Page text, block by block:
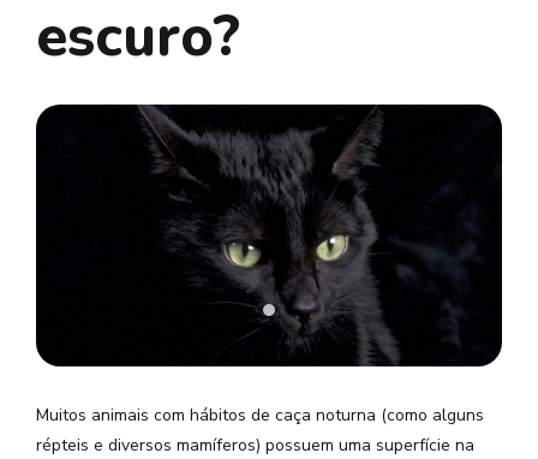
escuro?
Muitos animais com hábitos de caça noturna (como alguns
répteis e diversos mamíferos) possuem uma superfície na